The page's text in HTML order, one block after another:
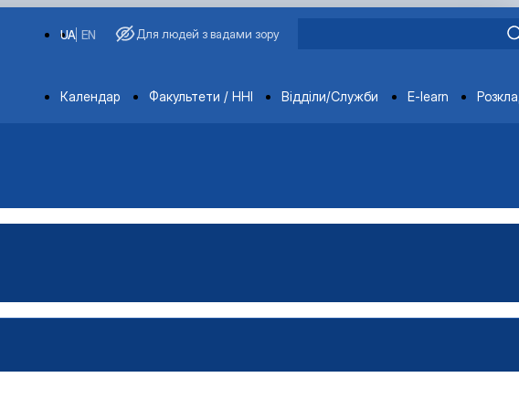
EN
UA Для людей з вадами зору
Departments
Календар Факультети / ННІ Відділи/Служби E-learn